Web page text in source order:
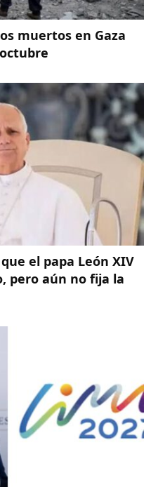
muertos en Gaza
el papa León XIV
pero aún no fija la